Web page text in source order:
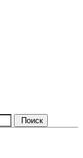
Поиск